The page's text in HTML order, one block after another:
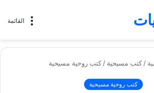
القائمة
/ كتب مسيحية / كتب روحية مسيحية
كتب روحية مسيحية